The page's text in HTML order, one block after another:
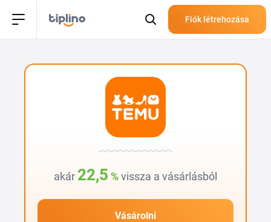
Fiók létrehozása
akár 22,5 %vissza a vásárlásból
Vásárolni